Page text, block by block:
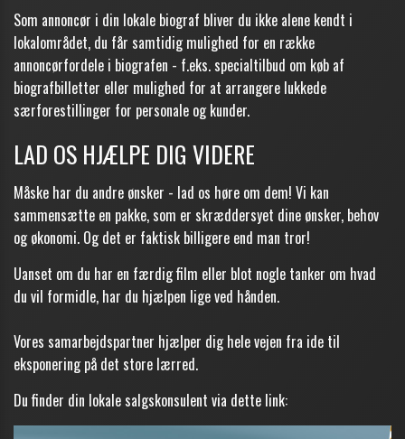
Som annoncør i din lokale biograf bliver du ikke alene kendt i
lokalområdet, du får samtidig mulighed for en række
annoncørfordele i biografen - f.eks. specialtilbud om køb af
biografbilletter eller mulighed for at arrangere lukkede
særforestillinger for personale og kunder.
LAD OS HJÆLPE DIG VIDERE
Måske har du andre ønsker - lad os høre om dem! Vi kan
sammensætte en pakke, som er skræddersyet dine ønsker, behov
og økonomi. Og det er faktisk billigere end man tror!
Uanset om du har en færdig film eller blot nogle tanker om hvad
du vil formidle, har du hjælpen lige ved hånden.
Vores samarbejdspartner hjælper dig hele vejen fra ide til
eksponering på det store lærred.
Du finder din lokale salgskonsulent via dette link: